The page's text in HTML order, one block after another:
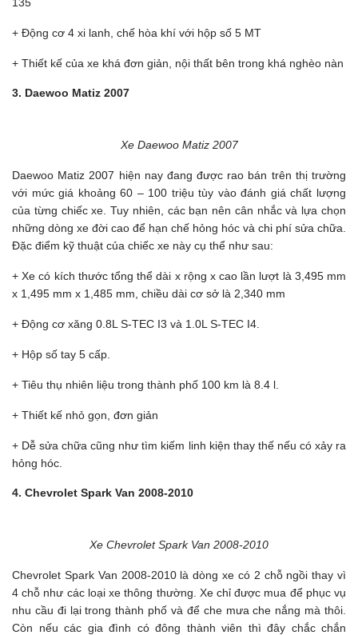
135
+ Động cơ 4 xi lanh, chế hòa khí với hộp số 5 MT
+ Thiết kế của xe khá đơn giản, nội thất bên trong khá nghèo nàn
3. Daewoo Matiz 2007
Xe Daewoo Matiz 2007
Daewoo Matiz 2007 hiện nay đang được rao bán trên thị trường
với mức giá khoảng 60 – 100 triệu tùy vào đánh giá chất lượng
của từng chiếc xe. Tuy nhiên, các bạn nên cân nhắc và lựa chọn
những dòng xe đời cao để hạn chế hỏng hóc và chi phí sửa chữa.
Đặc điểm kỹ thuật của chiếc xe này cụ thể như sau:
+ Xe có kích thước tổng thể dài x rộng x cao lần lượt là 3,495 mm
x 1,495 mm x 1,485 mm, chiều dài cơ sở là 2,340 mm
+ Động cơ xăng 0.8L S-TEC I3 và 1.0L S-TEC I4.
+ Hộp số tay 5 cấp.
+ Tiêu thụ nhiên liệu trong thành phố 100 km là 8.4 l.
+ Thiết kế nhỏ gọn, đơn giản
+ Dễ sửa chữa cũng như tìm kiếm linh kiện thay thế nếu có xảy ra
hỏng hóc.
4. Chevrolet Spark Van 2008-2010
Xe Chevrolet Spark Van 2008-2010
Chevrolet Spark Van 2008-2010 là dòng xe có 2 chỗ ngồi thay vì
4 chỗ như các loại xe thông thường. Xe chỉ được mua để phục vụ
nhu cầu đi lại trong thành phố và để che mưa che nắng mà thôi.
Còn nếu các gia đình có đông thành viên thì đây chắc chắn